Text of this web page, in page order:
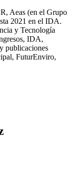
Aeas (en el Grupo
2021 en el IDA.
y Tecnología
IDA,
publicaciones
FuturEnviro,